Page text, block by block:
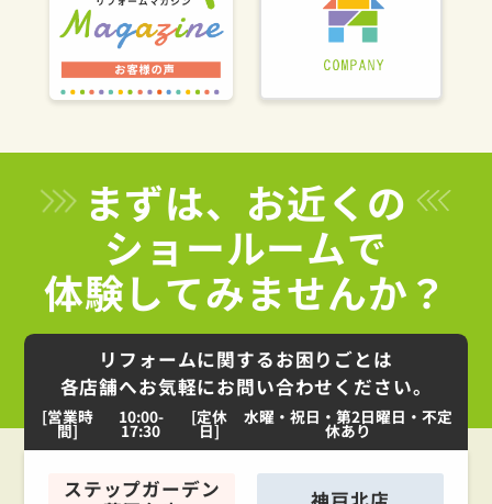
まずは、お近くの
ショールームで
体験してみませんか？
リフォームに関するお困りごとは
各店舗へお気軽にお問い合わせください。
[営業時
間]
10:00-
17:30
[定休
日]
水曜・祝日・第2日曜日・不定
休あり
ステップガーデン